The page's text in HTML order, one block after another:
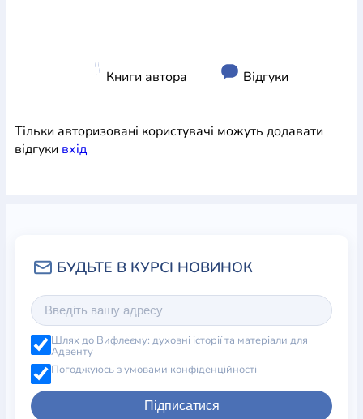
Книги автора Відгуки
Тільки авторизовані користувачі можуть додавати
відгуки вхiд
Шлях до Вифлеєму: духовні історії та матеріали для
Адвенту
Погоджуюсь з умовами конфіденційності
Підписатися